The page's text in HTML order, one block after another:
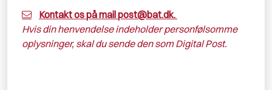
Kontakt os på mailpost@bat.dk.
Hvis din henvendelse indeholder personfølsomme
oplysninger, skal du sende den som Digital Post.